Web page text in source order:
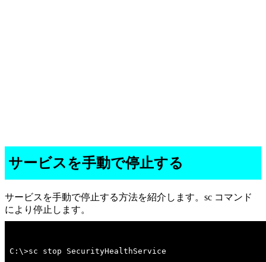
サービスを手動で停止する
サービスを手動で停止する方法を紹介します。sc コマンド
により停止します。
C:\>sc stop SecurityHealthService